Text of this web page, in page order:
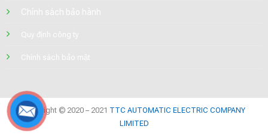
Chính sách bảo hành
Quy định công ty
Chính sách bảo mật
Copyright © 2020 – 2021 TTC AUTOMATIC ELECTRIC COMPANY
LIMITED